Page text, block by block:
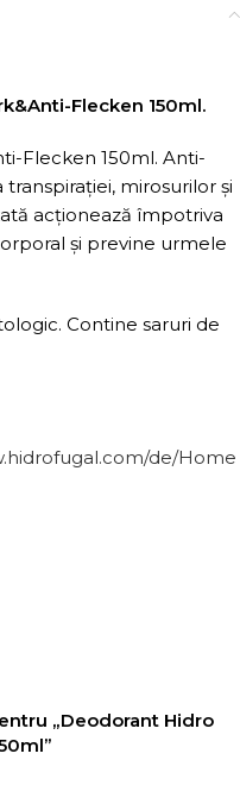
Flecken 150ml.
Flecken 150ml. Anti-
mirosurilor și
acționează împotriva
și previne urmele
Contine saruri de
de/Home
„Deodorant Hidro